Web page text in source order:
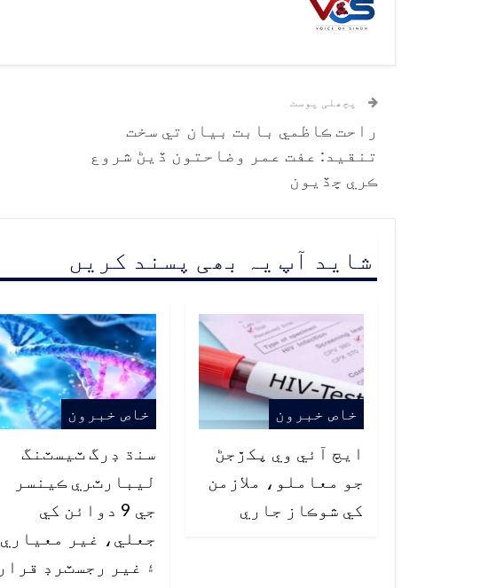
پچھلی پوسٹ
راحت ڪاظمي بابت بيان تي سخت
تنقيد: عفت عمر وضاحتون ڏيڻ شروع
ڪري ڇڏيون
شاید آپ یہ بھی پسند کریں
خاص خبرون
ايڇ آئي وي پکڙجڻ
جو معاملو، ملازمن
کي شوڪاز جاري
خاص خبرون
سنڌ ڊرگ ٽيسٽنگ
ليبارٽري ڪينسر
جي 9 دوائن کي
جعلي، غير معياري
۽ غير رجسٽرڊ قرار